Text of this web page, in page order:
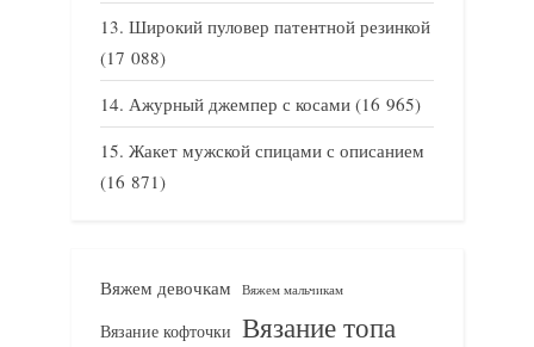
Широкий пуловер патентной резинкой
(17 088)
Ажурный джемпер с косами (16 965)
Жакет мужской спицами с описанием
(16 871)
Вяжем девочкам Вяжем мальчикам
Вязание кофточки Вязание топа